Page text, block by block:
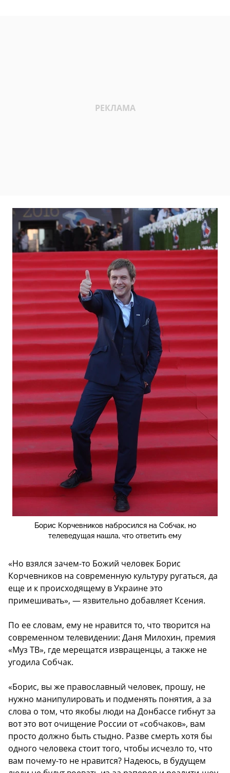
Борис Корчевников набросился на Собчак, но
телеведущая нашла, что ответить ему
«Но взялся зачем-то Божий человек Борис
Корчевников на современную культуру ругаться, да
еще и к происходящему в Украине это
примешивать», — язвительно добавляет Ксения.
По ее словам, ему не нравится то, что творится на
современном телевидении: Даня Милохин, премия
«Муз ТВ», где мерещатся извращенцы, а также не
угодила Собчак.
«Борис, вы же православный человек, прошу, не
нужно манипулировать и подменять понятия, а за
слова о том, что якобы люди на Донбассе гибнут за
вот это вот очищение России от «собчаков», вам
просто должно быть стыдно. Разве смерть хотя бы
одного человека стоит того, чтобы исчезло то, что
вам почему-то не нравится? Надеюсь, в будущем